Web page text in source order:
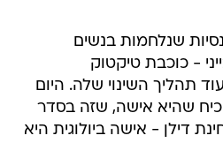
שנלחמות בנשים
- כוכבת טיקטוק
תהליך השינוי שלה. היום
שהיא אישה, שזה בסדר
דילן - אישה ביולוגית היא